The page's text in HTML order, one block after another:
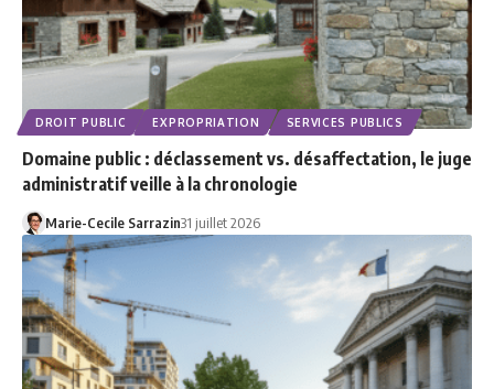
DROIT PUBLIC EXPROPRIATION SERVICES PUBLICS
Domaine public : déclassement vs. désaffectation, le juge
administratif veille à la chronologie
Marie-Cecile Sarrazin31 juillet 2026